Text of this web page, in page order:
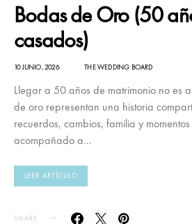
Bodas de Oro (50
casados)
10 JUNIO, 2026 THE WEDDING BOARD
Llegar a 50 años de matrimonio no es
de oro representan una historia
recuerdos, cambios, familia y
acompañado a…
LEER ARTÍCULO
SHARE